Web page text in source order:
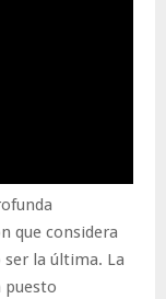
que considera
ser la última. La
puesto